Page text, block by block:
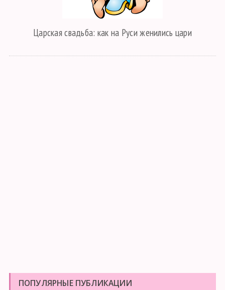
Царская свадьба: как на Руси женились цари
ПОПУЛЯРНЫЕ ПУБЛИКАЦИИ